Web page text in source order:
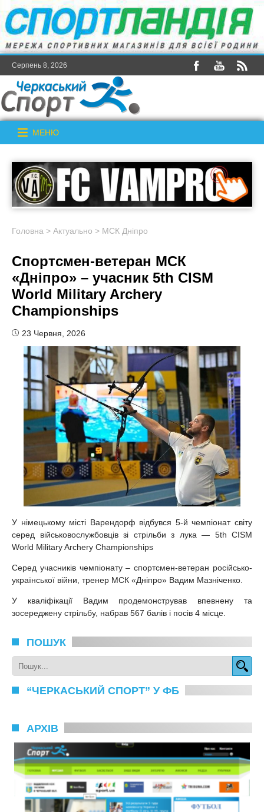
Серпень 8, 2026
МЕНЮ
Головна > Актуально > МСК Дніпро
Спортсмен-ветеран МСК
«Дніпро» – учасник 5th CISM
World Military Archery
Championships
23 Червня, 2026
У німецькому місті Варендорф відбувся 5-й чемпіонат світу
серед військовослужбовців зі стрільби з лука — 5th CISM
World Military Archery Championships
Серед учасників чемпіонату – спортсмен-ветеран російсько-
української війни, тренер МСК «Дніпро» Вадим Мазніченко.
У кваліфікації Вадим продемонстрував впевнену та
зосереджену стрільбу, набрав 567 балів і посів 4 місце.
ПОШУК
“ЧЕРКАСЬКИЙ СПОРТ” У ФБ
АРХІВ